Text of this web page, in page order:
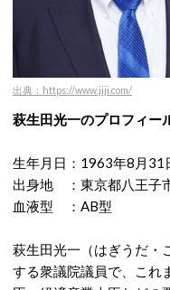
出典：https://www.jiji.com/
萩生田光一のプロフィー
生年月日：1963年8月31
出身地 ：東京都八王子
血液型 ：AB型
萩生田光一（はぎうだ・
する衆議院議員で、これ